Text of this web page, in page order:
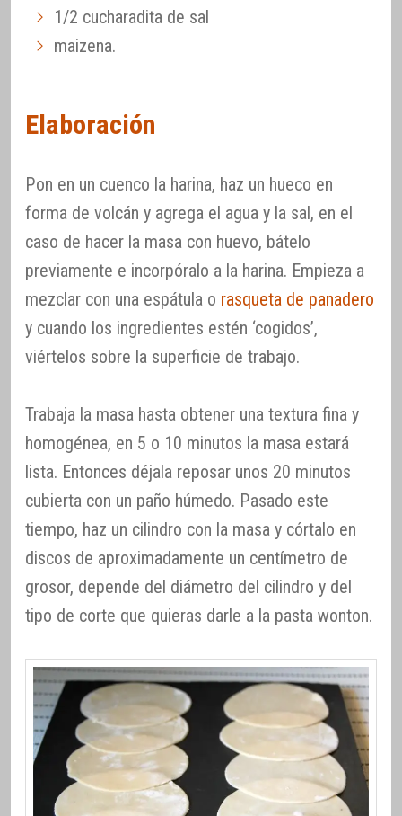
1/2 cucharadita de sal
maizena.
Elaboración
Pon en un cuenco la harina, haz un hueco en
forma de volcán y agrega el agua y la sal, en el
caso de hacer la masa con huevo, bátelo
previamente e incorpóralo a la harina. Empieza a
mezclar con una espátula o rasqueta de panadero
y cuando los ingredientes estén ‘cogidos’,
viértelos sobre la superficie de trabajo.
Trabaja la masa hasta obtener una textura fina y
homogénea, en 5 o 10 minutos la masa estará
lista. Entonces déjala reposar unos 20 minutos
cubierta con un paño húmedo. Pasado este
tiempo, haz un cilindro con la masa y córtalo en
discos de aproximadamente un centímetro de
grosor, depende del diámetro del cilindro y del
tipo de corte que quieras darle a la pasta wonton.